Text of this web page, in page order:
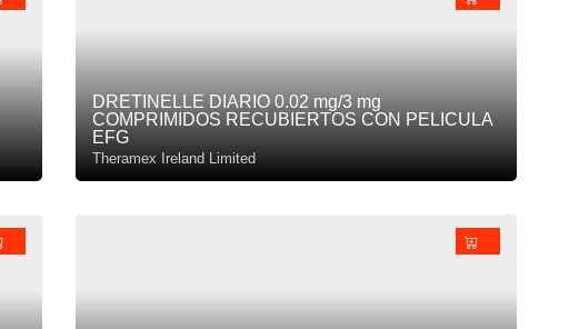
DRETINELLE DIARIO 0.02 mg/3 mg
COMPRIMIDOS RECUBIERTOS CON PELICULA
EFG
Theramex Ireland Limited